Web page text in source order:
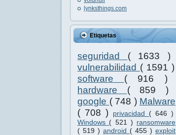
lynksthings.com
Etiquetas
seguridad ( 1633 )
vulnerabilidad ( 1591 )
software ( 916 )
hardware ( 859 )
google ( 748 ) Malware
( 708 )
privacidad ( 646 )
Windows ( 521 ) ransomware
( 519 ) android ( 455 ) exploit